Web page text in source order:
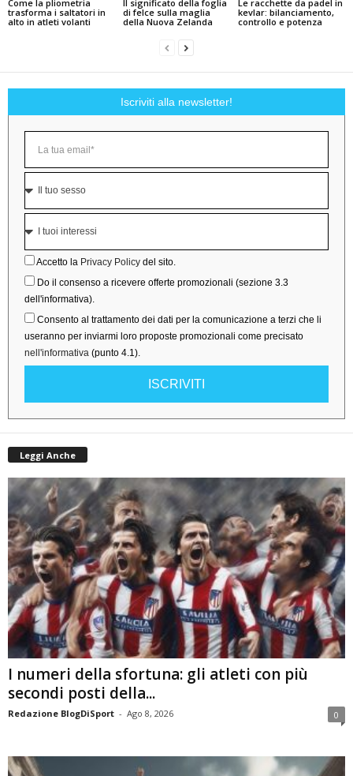
Come la pliometria
trasforma i saltatori in
alto in atleti volanti
Il significato della foglia
di felce sulla maglia
della Nuova Zelanda
Le racchette da padel in
kevlar: bilanciamento,
controllo e potenza
Iscriviti alla newsletter!
Accetto la Privacy Policy del sito.
Do il consenso a ricevere offerte promozionali (sezione 3.3
dell'informativa).
Consento al trattamento dei dati per la comunicazione a terzi che li
useranno per inviarmi loro proposte promozionali come precisato
nell'informativa (punto 4.1).
ISCRIVITI
Leggi Anche
I numeri della sfortuna: gli atleti con più
secondi posti della...
Redazione BlogDiSport - Ago 8, 2026 0